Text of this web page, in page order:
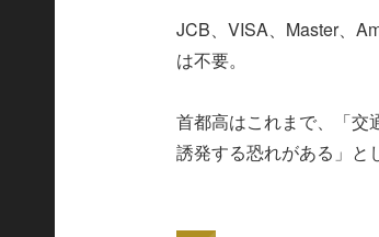
JCB、VISA、Master、
は不要。
首都高はこれまで、「交
誘発する恐れがある」と